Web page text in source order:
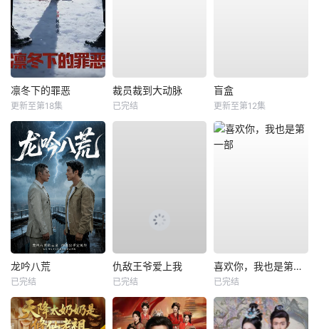
凛冬下的罪恶
更新至第18集
裁员裁到大动脉
已完结
盲盒
更新至第12集
龙吟八荒
已完结
仇敌王爷爱上我
已完结
喜欢你，我也是第一部
已完结